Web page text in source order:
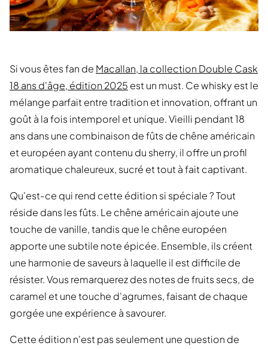
Si vous êtes fan de Macallan, la collection Double Cask
18 ans d'âge, édition 2025 est un must. Ce whisky est le
mélange parfait entre tradition et innovation, offrant un
goût à la fois intemporel et unique. Vieilli pendant 18
ans dans une combinaison de fûts de chêne américain
et européen ayant contenu du sherry, il offre un profil
aromatique chaleureux, sucré et tout à fait captivant.
Qu'est-ce qui rend cette édition si spéciale ? Tout
réside dans les fûts. Le chêne américain ajoute une
touche de vanille, tandis que le chêne européen
apporte une subtile note épicée. Ensemble, ils créent
une harmonie de saveurs à laquelle il est difficile de
résister. Vous remarquerez des notes de fruits secs, de
caramel et une touche d'agrumes, faisant de chaque
gorgée une expérience à savourer.
Cette édition n'est pas seulement une question de